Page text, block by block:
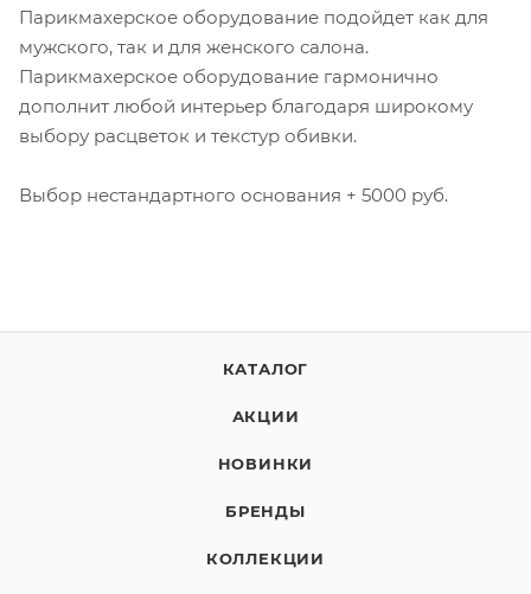
Парикмахерское оборудование подойдет как для
мужского, так и для женского салона.
Парикмахерское оборудование гармонично
дополнит любой интерьер благодаря широкому
выбору расцветок и текстур обивки.
Выбор нестандартного основания + 5000 руб.
КАТАЛОГ
АКЦИИ
НОВИНКИ
БРЕНДЫ
КОЛЛЕКЦИИ